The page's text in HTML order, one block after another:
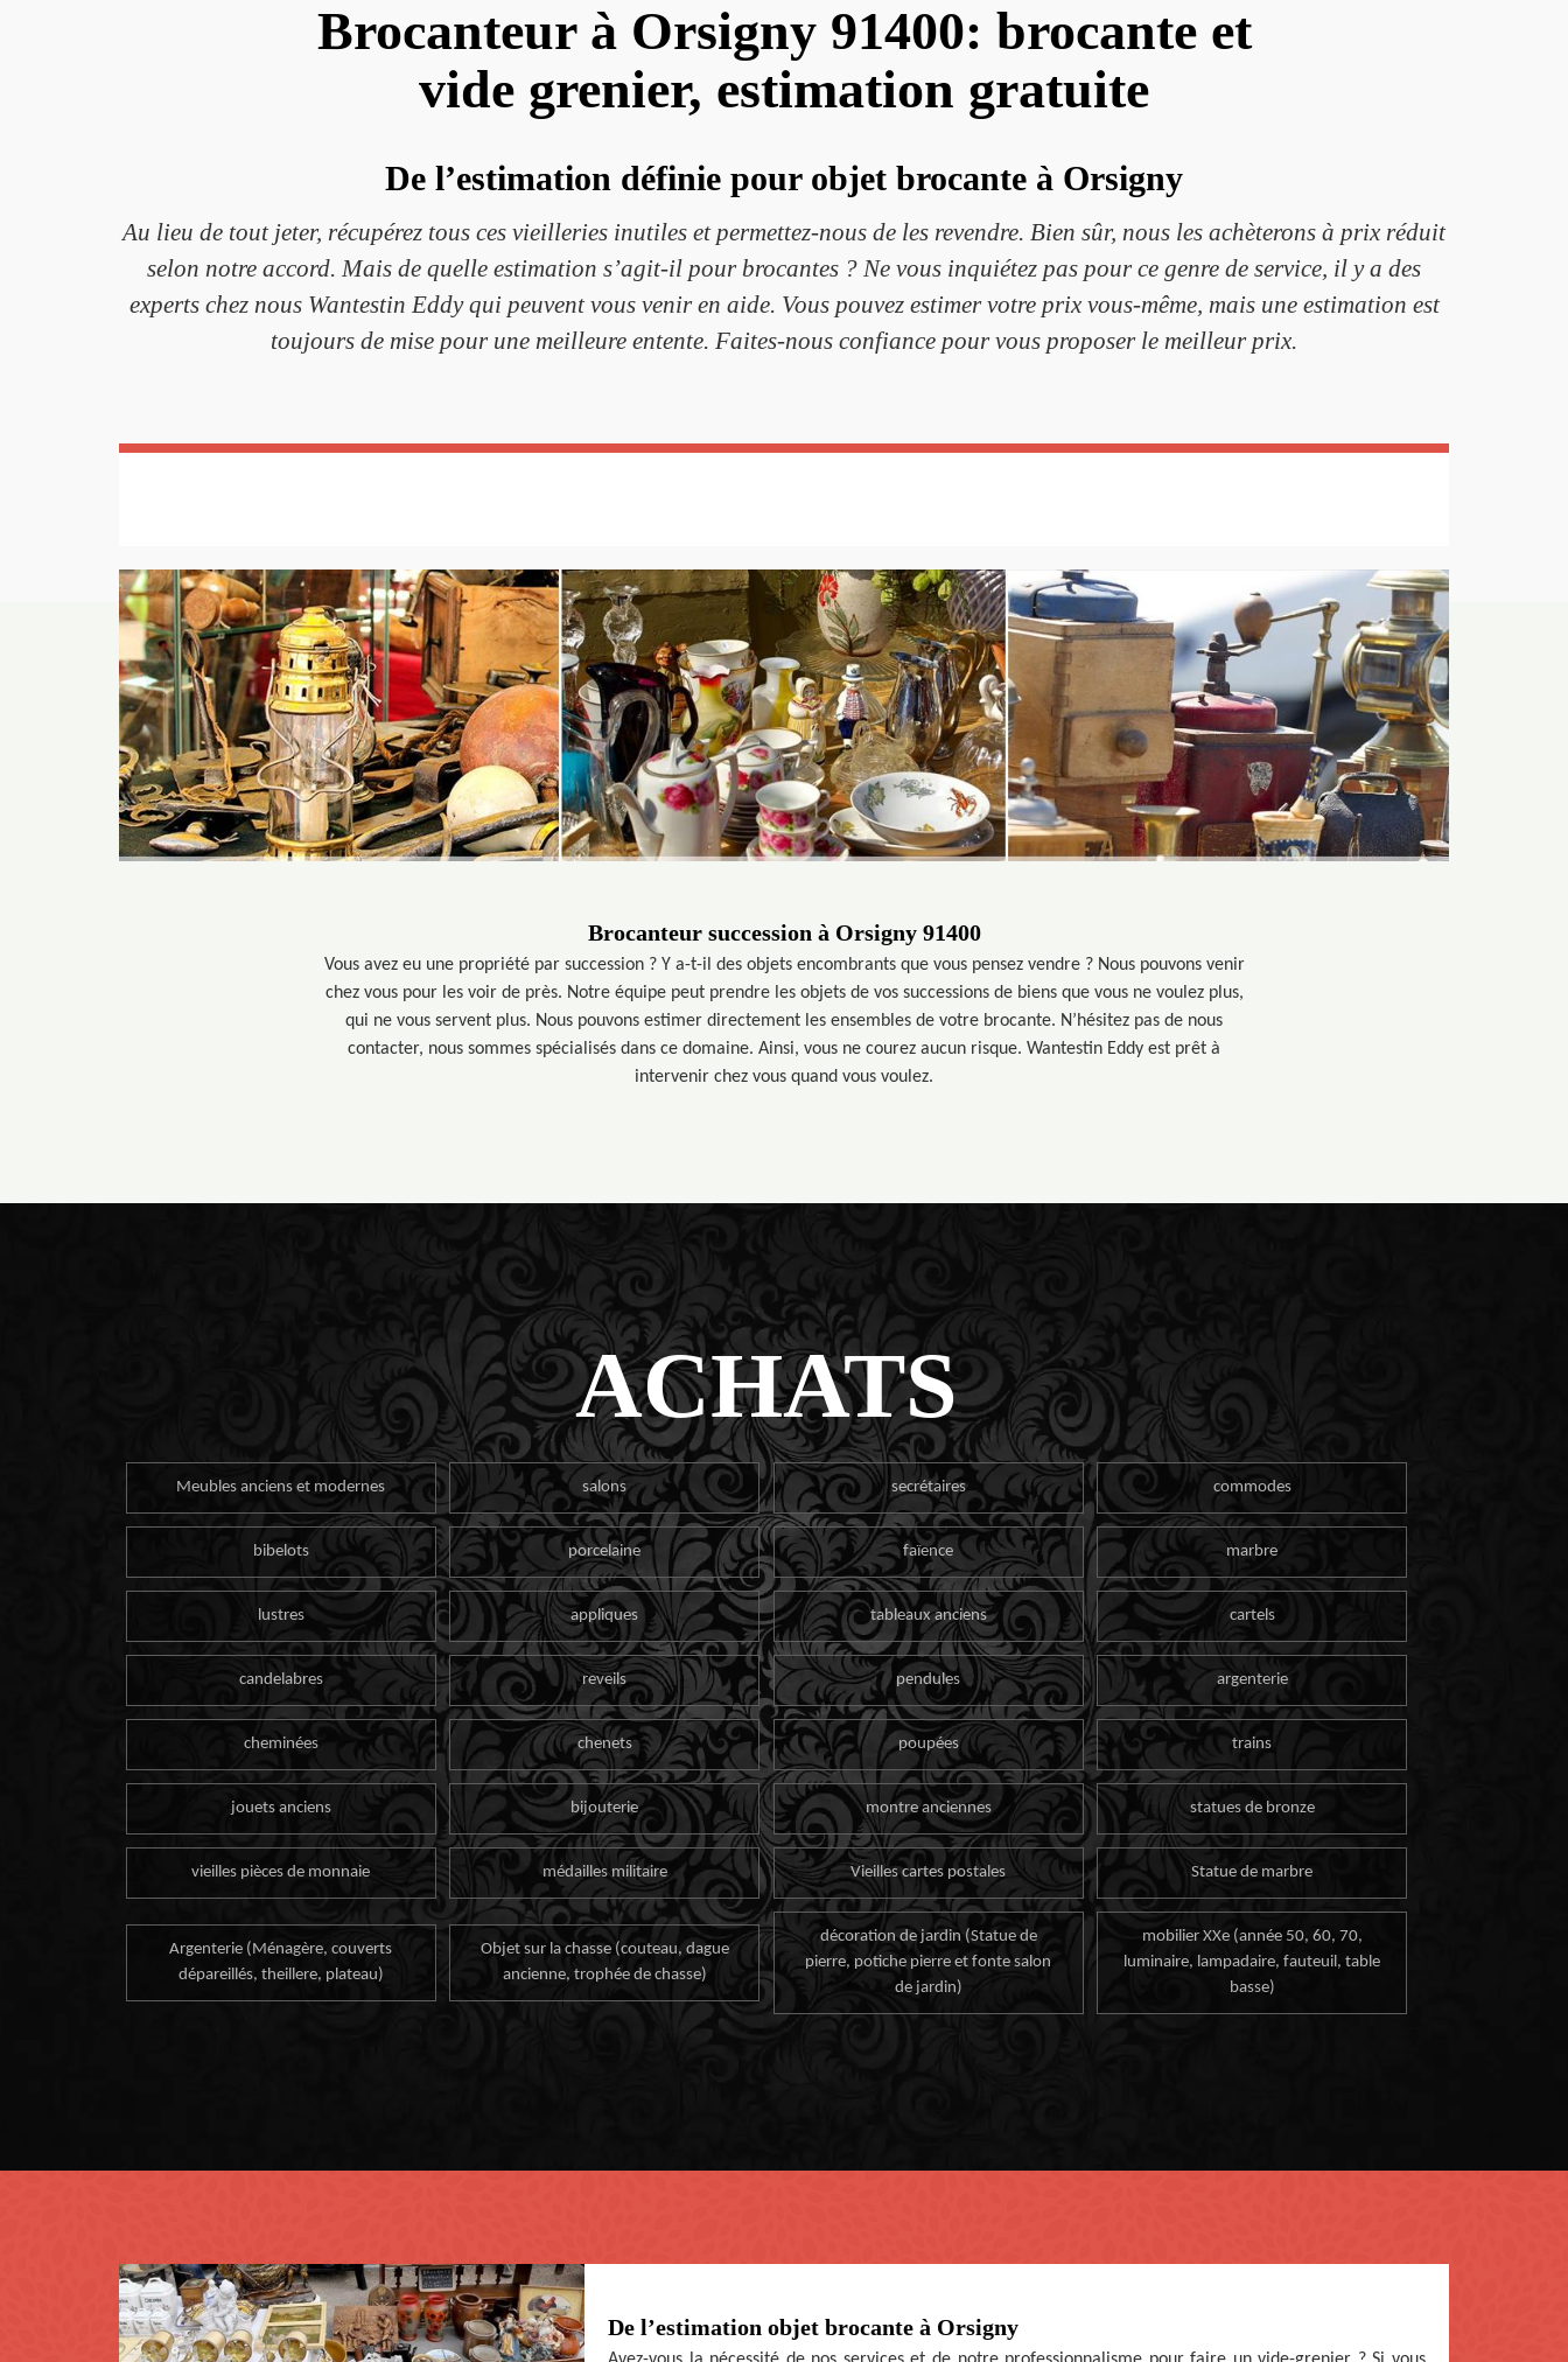
Brocanteur à Orsigny 91400: brocante et
vide grenier, estimation gratuite
De l’estimation définie pour objet brocante à Orsigny
Au lieu de tout jeter, récupérez tous ces vieilleries inutiles et permettez-nous de les revendre. Bien sûr, nous les achèterons à prix réduit
selon notre accord. Mais de quelle estimation s’agit-il pour brocantes ? Ne vous inquiétez pas pour ce genre de service, il y a des
experts chez nous Wantestin Eddy qui peuvent vous venir en aide. Vous pouvez estimer votre prix vous-même, mais une estimation est
toujours de mise pour une meilleure entente. Faites-nous confiance pour vous proposer le meilleur prix.
Brocanteur succession à Orsigny 91400
Vous avez eu une propriété par succession ? Y a-t-il des objets encombrants que vous pensez vendre ? Nous pouvons venir
chez vous pour les voir de près. Notre équipe peut prendre les objets de vos successions de biens que vous ne voulez plus,
qui ne vous servent plus. Nous pouvons estimer directement les ensembles de votre brocante. N’hésitez pas de nous
contacter, nous sommes spécialisés dans ce domaine. Ainsi, vous ne courez aucun risque. Wantestin Eddy est prêt à
intervenir chez vous quand vous voulez.
ACHATS
Meubles anciens et modernes salons secrétaires commodes
bibelots porcelaine faïence marbre
lustres appliques tableaux anciens cartels
candelabres reveils pendules argenterie
cheminées chenets poupées trains
jouets anciens bijouterie montre anciennes statues de bronze
vieilles pièces de monnaie médailles militaire Vieilles cartes postales Statue de marbre
Argenterie (Ménagère, couverts
dépareillés, theillere, plateau)
Objet sur la chasse (couteau, dague
ancienne, trophée de chasse)
décoration de jardin (Statue de
pierre, potiche pierre et fonte salon
de jardin)
mobilier XXe (année 50, 60, 70,
luminaire, lampadaire, fauteuil, table
basse)
De l’estimation objet brocante à Orsigny